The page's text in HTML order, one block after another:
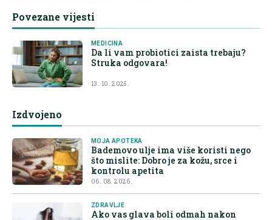
Povezane vijesti
MEDICINA
Da li vam probiotici zaista trebaju?
Struka odgovara!
13. 10. 2025.
Izdvojeno
MOJA APOTEKA
Bademovo ulje ima više koristi nego
što mislite: Dobro je za kožu, srce i
kontrolu apetita
06. 08. 2026.
ZDRAVLJE
Ako vas glava boli odmah nakon